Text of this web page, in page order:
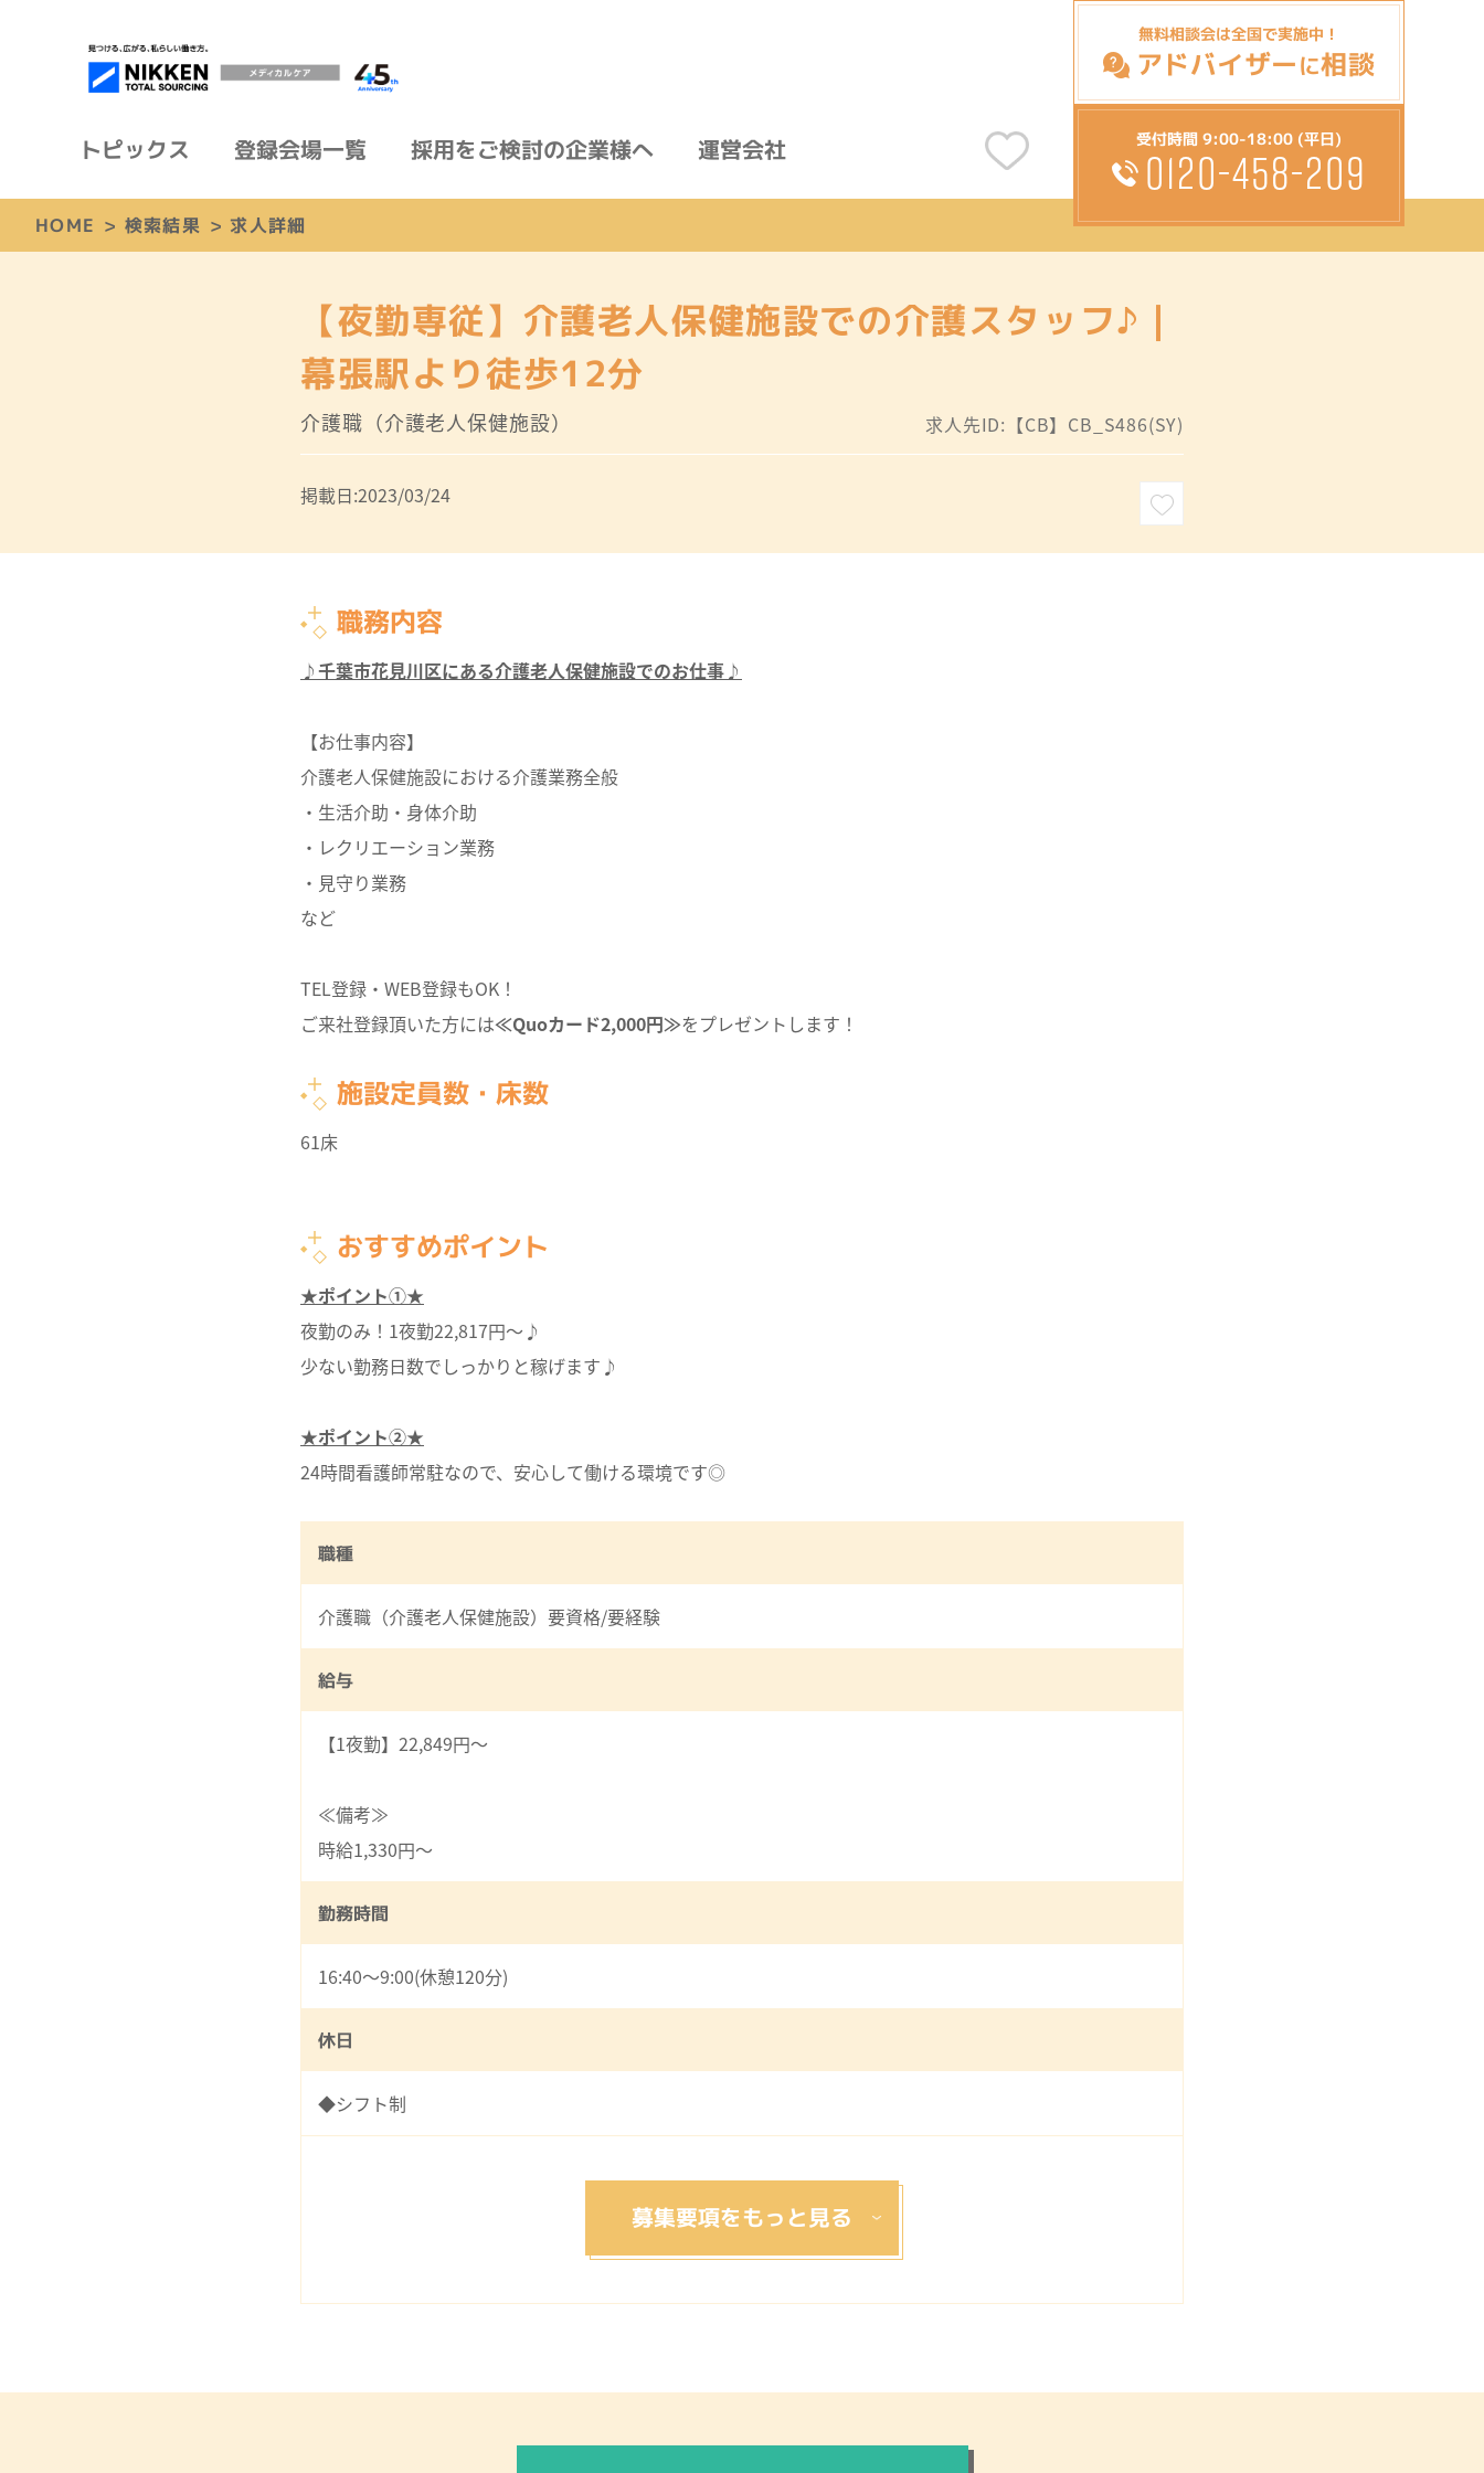
トピックス 登録会場一覧 採用をご検討の企業様へ 運営会社
無料相談会は全国で実施中！
アドバイザーに相談
受付時間 9:00-18:00 (平日)
0120-458-209
HOME > 検索結果 > 求人詳細
【夜勤専従】介護老人保健施設での介護スタッフ♪｜
幕張駅より徒歩12分
介護職（介護老人保健施設） 求人先ID:【CB】CB_S486(SY)
掲載日:2023/03/24
職務内容
♪千葉市花見川区にある介護老人保健施設でのお仕事♪
【お仕事内容】
介護老人保健施設における介護業務全般
・生活介助・身体介助
・レクリエーション業務
・見守り業務
など
TEL登録・WEB登録もOK！
ご来社登録頂いた方には≪Quoカード2,000円≫をプレゼントします！
施設定員数・床数
61床
おすすめポイント
★ポイント①★
夜勤のみ！1夜勤22,817円～♪
少ない勤務日数でしっかりと稼げます♪
★ポイント②★
24時間看護師常駐なので、安心して働ける環境です◎
職種
介護職（介護老人保健施設）要資格/要経験
給与
【1夜勤】22,849円～
≪備考≫
時給1,330円～
勤務時間
16:40～9:00(休憩120分)
休日
◆シフト制